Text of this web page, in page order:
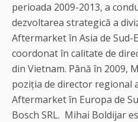
perioada 2009-2013, a
dezvoltarea strategică a
Aftermarket în Asia de Sud-
coordonat în calitate de
din Vietnam. Până în 2009,
poziția de director regional
Aftermarket în Europa de
Bosch SRL. Mihai Boldijar